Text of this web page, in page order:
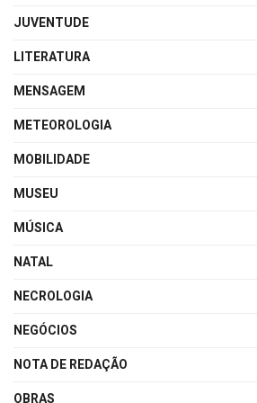
JUVENTUDE
LITERATURA
MENSAGEM
METEOROLOGIA
MOBILIDADE
MUSEU
MÚSICA
NATAL
NECROLOGIA
NEGÓCIOS
NOTA DE REDAÇÃO